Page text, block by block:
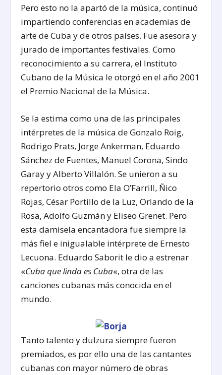
Pero esto no la apartó de la música, continuó
impartiendo conferencias en academias de
arte de Cuba y de otros países. Fue asesora y
jurado de importantes festivales. Como
reconocimiento a su carrera, el Instituto
Cubano de la Música le otorgó en el año 2001
el Premio Nacional de la Música.
Se la estima como una de las principales
intérpretes de la música de Gonzalo Roig,
Rodrigo Prats, Jorge Ankerman, Eduardo
Sánchez de Fuentes, Manuel Corona, Sindo
Garay y Alberto Villalón. Se unieron a su
repertorio otros como Ela O’Farrill, Ñico
Rojas, César Portillo de la Luz, Orlando de la
Rosa, Adolfo Guzmán y Eliseo Grenet. Pero
esta damisela encantadora fue siempre la
más fiel e inigualable intérprete de Ernesto
Lecuona. Eduardo Saborit le dio a estrenar
«Cuba que linda es Cuba«, otra de las
canciones cubanas más conocida en el
mundo.
Tanto talento y dulzura siempre fueron
premiados, es por ello una de las cantantes
cubanas con mayor número de obras